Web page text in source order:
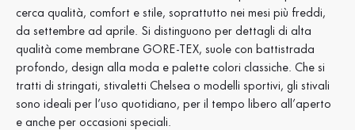
cerca qualità, comfort e stile, soprattutto nei mesi più freddi,
da settembre ad aprile. Si distinguono per dettagli di alta
qualità come membrane GORE-TEX, suole con battistrada
profondo, design alla moda e palette colori classiche. Che si
tratti di stringati, stivaletti Chelsea o modelli sportivi, gli stivali
sono ideali per l’uso quotidiano, per il tempo libero all’aperto
e anche per occasioni speciali.